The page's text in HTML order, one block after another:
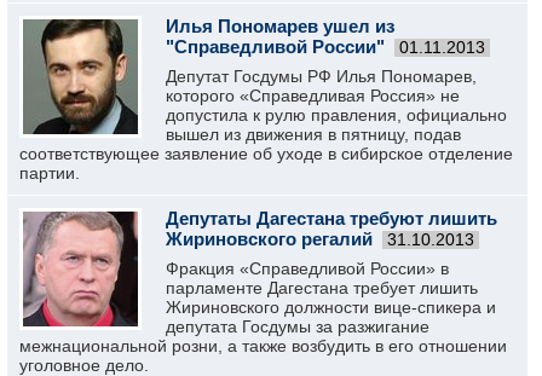
Илья Пономарев ушел из
"Справедливой России"
01.11.2013
Депутат Госдумы РФ Илья Пономарев,
которого «Справедливая Россия» не
допустила к рулю правления, официально
вышел из движения в пятницу, подав
соответствующее заявление об уходе в сибирское отделение
партии.
Депутаты Дагестана требуют лишить
Жириновского регалий
31.10.2013
Фракция «Справедливой России» в
парламенте Дагестана требует лишить
Жириновского должности вице-спикера и
депутата Госдумы за разжигание
межнациональной розни, а также возбудить в его отношении
уголовное дело.